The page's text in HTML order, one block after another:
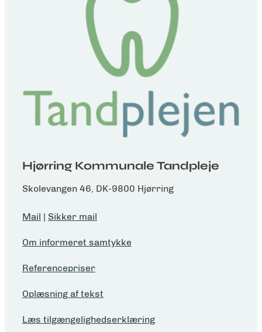
Hjørring Kommunale Tandpleje
Skolevangen 46, DK-9800 Hjørring
Mail | Sikker mail
Om informeret samtykke
Referencepriser
Oplæsning af tekst
Læs tilgængelighedserklæring